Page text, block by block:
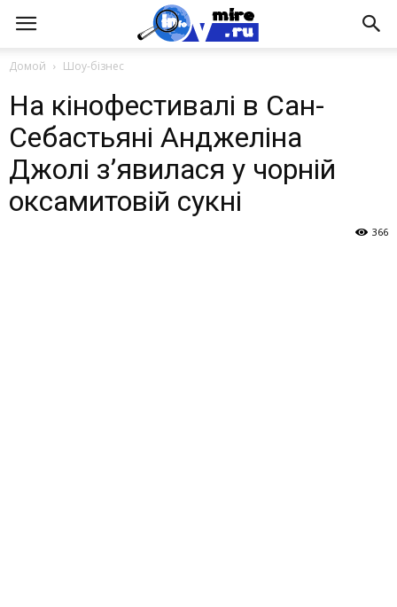
Домой Шоу-бізнес
На кінофестивалі в Сан-
Себастьяні Анджеліна
Джолі з’явилася у чорній
оксамитовій сукні
366